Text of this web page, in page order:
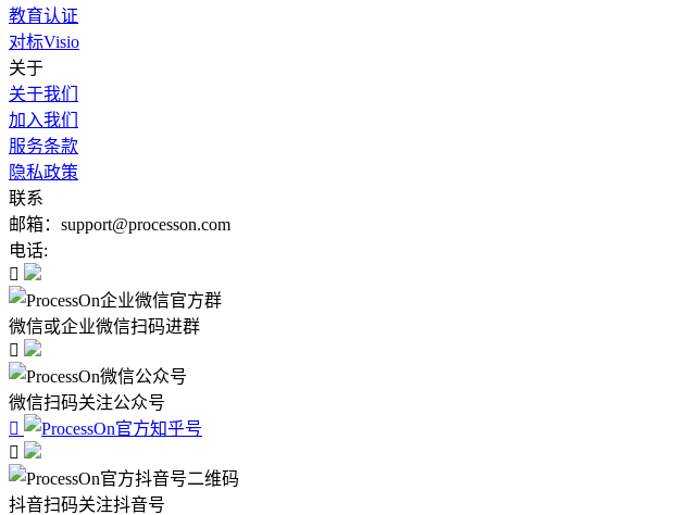
教育认证
对标Visio
关于
关于我们
加入我们
服务条款
隐私政策
联系
邮箱：support@processon.com
电话:

微信或企业微信扫码进群

微信扫码关注公众号


抖音扫码关注抖音号